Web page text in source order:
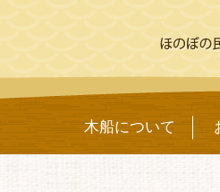
木船について